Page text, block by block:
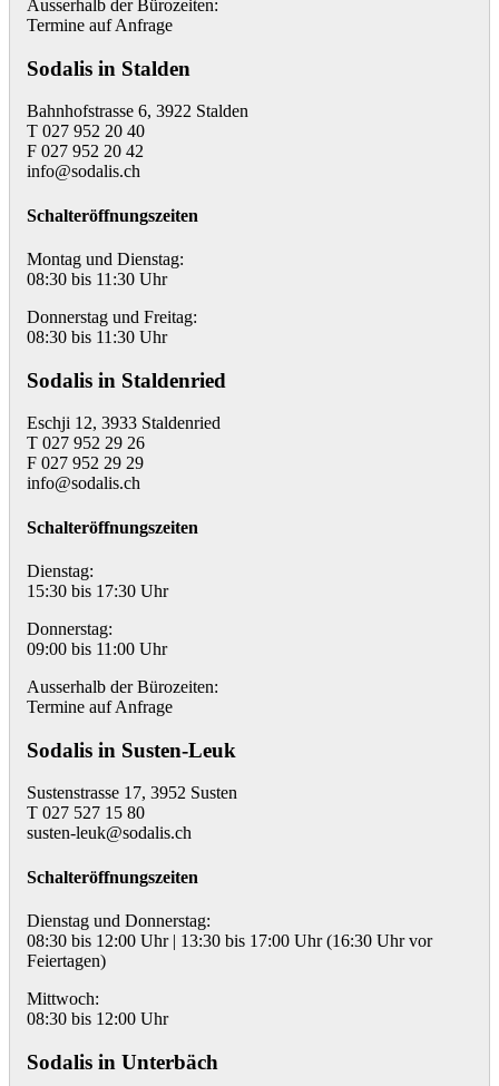
Ausserhalb der Bürozeiten:
Termine auf Anfrage
Sodalis in Stalden
Bahnhofstrasse 6, 3922 Stalden
T 027 952 20 40
F 027 952 20 42
info@sodalis.ch
Schalteröffnungszeiten
Montag und Dienstag:
08:30 bis 11:30 Uhr
Donnerstag und Freitag:
08:30 bis 11:30 Uhr
Sodalis in Staldenried
Eschji 12, 3933 Staldenried
T 027 952 29 26
F 027 952 29 29
info@sodalis.ch
Schalteröffnungszeiten
Dienstag:
15:30 bis 17:30 Uhr
Donnerstag:
09:00 bis 11:00 Uhr
Ausserhalb der Bürozeiten:
Termine auf Anfrage
Sodalis in Susten-Leuk
Sustenstrasse 17, 3952 Susten
T 027 527 15 80
susten-leuk@sodalis.ch
Schalteröffnungszeiten
Dienstag und Donnerstag:
08:30 bis 12:00 Uhr | 13:30 bis 17:00 Uhr (16:30 Uhr vor
Feiertagen)
Mittwoch:
08:30 bis 12:00 Uhr
Sodalis in Unterbäch